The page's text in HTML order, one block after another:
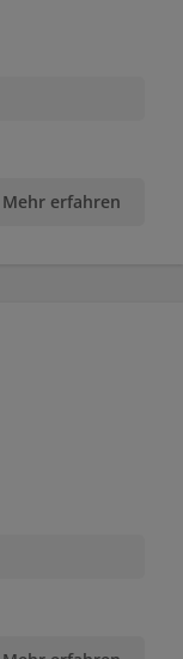
Mehr erfahren